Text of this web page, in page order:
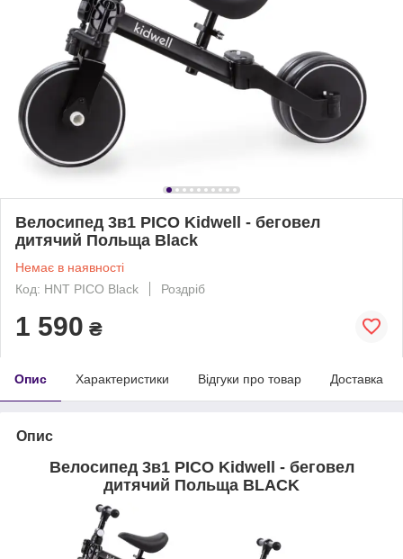
Велосипед 3в1 PICO Kidwell - беговел
дитячий Польща Black
Немає в наявності
Код: HNT PICO Black
Роздріб
1 590 ₴
Опис Характеристики Відгуки про товар Доставка
Опис
Велосипед 3в1 PICO Kidwell - беговел
дитячий Польща BLACK